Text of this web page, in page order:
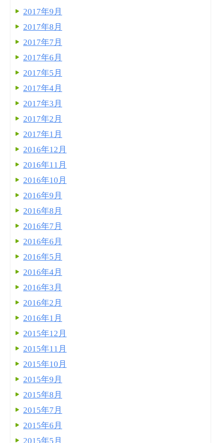
2017年9月
2017年8月
2017年7月
2017年6月
2017年5月
2017年4月
2017年3月
2017年2月
2017年1月
2016年12月
2016年11月
2016年10月
2016年9月
2016年8月
2016年7月
2016年6月
2016年5月
2016年4月
2016年3月
2016年2月
2016年1月
2015年12月
2015年11月
2015年10月
2015年9月
2015年8月
2015年7月
2015年6月
2015年5月